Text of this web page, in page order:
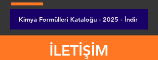
Kimya Formülleri Kataloğu - 2025 - İndir
İLETİŞİM